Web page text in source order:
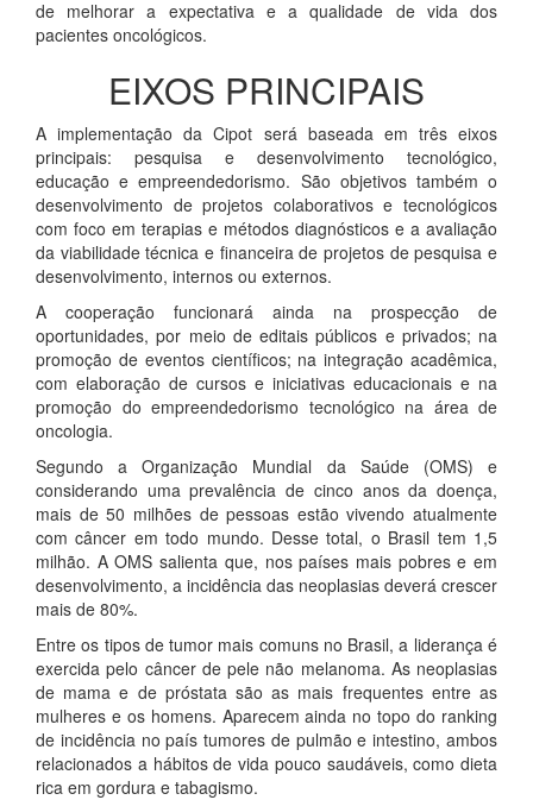
de melhorar a expectativa e a qualidade de vida dos
pacientes oncológicos.
EIXOS PRINCIPAIS
A implementação da Cipot será baseada em três eixos
principais: pesquisa e desenvolvimento tecnológico,
educação e empreendedorismo. São objetivos também o
desenvolvimento de projetos colaborativos e tecnológicos
com foco em terapias e métodos diagnósticos e a avaliação
da viabilidade técnica e financeira de projetos de pesquisa e
desenvolvimento, internos ou externos.
A cooperação funcionará ainda na prospecção de
oportunidades, por meio de editais públicos e privados; na
promoção de eventos científicos; na integração acadêmica,
com elaboração de cursos e iniciativas educacionais e na
promoção do empreendedorismo tecnológico na área de
oncologia.
Segundo a Organização Mundial da Saúde (OMS) e
considerando uma prevalência de cinco anos da doença,
mais de 50 milhões de pessoas estão vivendo atualmente
com câncer em todo mundo. Desse total, o Brasil tem 1,5
milhão. A OMS salienta que, nos países mais pobres e em
desenvolvimento, a incidência das neoplasias deverá crescer
mais de 80%.
Entre os tipos de tumor mais comuns no Brasil, a liderança é
exercida pelo câncer de pele não melanoma. As neoplasias
de mama e de próstata são as mais frequentes entre as
mulheres e os homens. Aparecem ainda no topo do ranking
de incidência no país tumores de pulmão e intestino, ambos
relacionados a hábitos de vida pouco saudáveis, como dieta
rica em gordura e tabagismo.